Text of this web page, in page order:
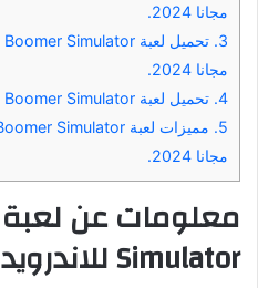
مجانا 2024.
3.
مجانا 2024.
4. تحميل لعبة Boomer Simulator للايفون اخر تحديث مجانا 2024.
5.
مجانا 2024.
Simulator للاندرويد مجانا 2024.